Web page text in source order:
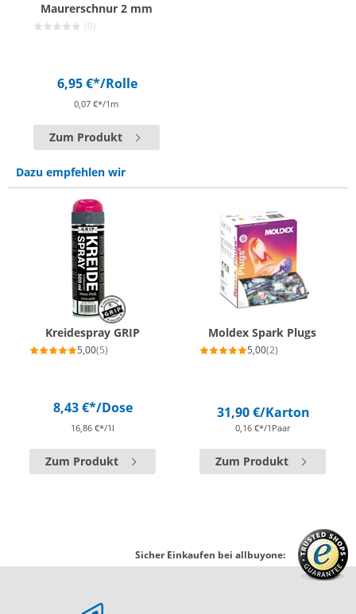
Maurerschnur 2 mm
(0)
6,95 €*/Rolle
0,07 €*/1m
Zum Produkt
Dazu empfehlen wir
Kreidespray GRIP
5,00(5)
8,43 €*/Dose
16,86 €*/1l
Zum Produkt
Moldex Spark Plugs
5,00(2)
31,90 €/Karton
0,16 €*/1Paar
Zum Produkt
Sicher Einkaufen bei allbuyone: